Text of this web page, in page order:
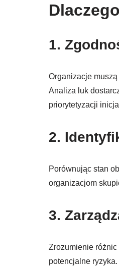
1.
Organizacje
Analiza luk
priorytetyzacji
2.
Porównując stan
organizacjom
3.
Zrozumienie
potencjalne